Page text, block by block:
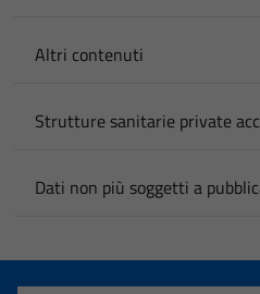
Altri contenuti
Strutture sanitarie private
Dati non più soggetti a